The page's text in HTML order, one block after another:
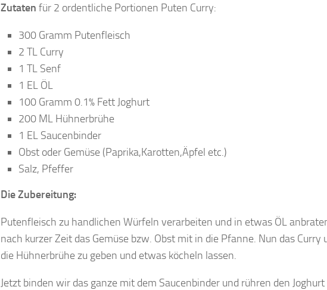
Zutaten für 2 ordentliche Portionen Puten Curry:
300 Gramm Putenfleisch
2 TL Curry
1 TL Senf
1 EL ÖL
100 Gramm 0.1% Fett Joghurt
200 ML Hühnerbrühe
1 EL Saucenbinder
Obst oder Gemüse (Paprika,Karotten,Äpfel etc.)
Salz, Pfeffer
Die Zubereitung:
Putenfleisch zu handlichen Würfeln verarbeiten und in etwas ÖL
nach kurzer Zeit das Gemüse bzw. Obst mit in die Pfanne. Nun das Curry
die Hühnerbrühe zu geben und etwas köcheln lassen.
Jetzt binden wir das ganze mit dem Saucenbinder und rühren den